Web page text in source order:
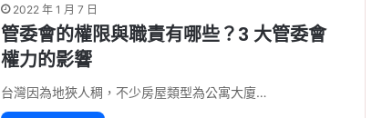
2022 年 1 月 7 日
管委會的權限與職責有哪些？3 大管委會
權力的影響
台灣因為地狹人稠，不少房屋類型為公寓大廈…